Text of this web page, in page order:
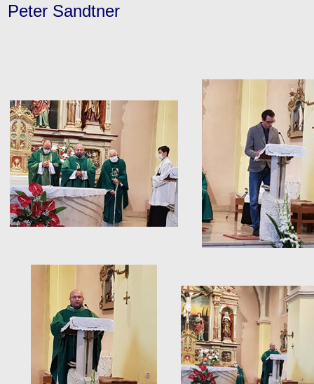
Peter Sandtner